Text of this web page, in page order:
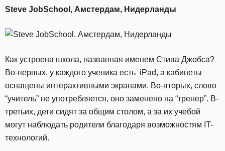
Steve JobSchool, Амстердам, Нидерланды
Как устроена школа, названная именем Стива Джобса?
Во-первых, у каждого ученика есть iPad, а кабинеты
оснащены интерактивными экранами. Во-вторых, слово
“учитель” не употребляется, оно заменено на “тренер”. В-
третьих, дети сидят за общим столом, а за их учебой
могут наблюдать родители благодаря возможностям IT-
технологий.